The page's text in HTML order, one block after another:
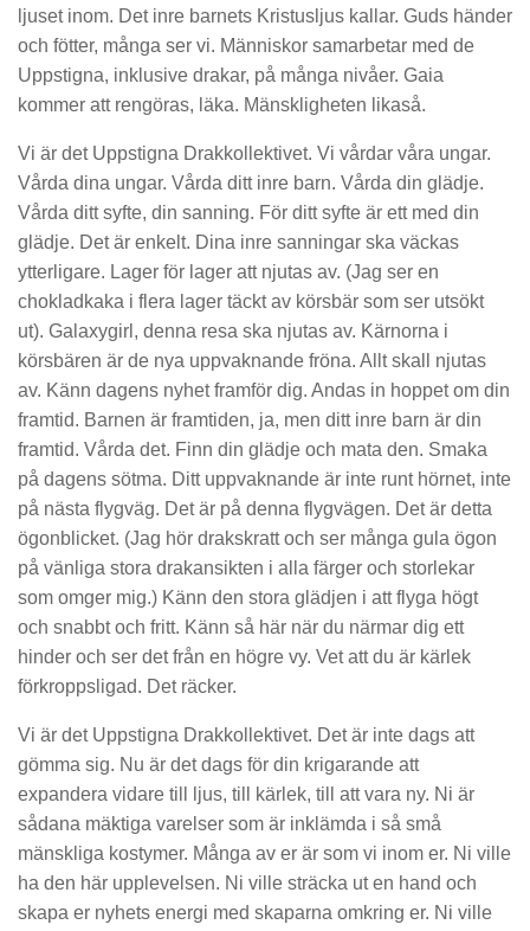
ljuset inom. Det inre barnets Kristusljus kallar. Guds händer
och fötter, många ser vi. Människor samarbetar med de
Uppstigna, inklusive drakar, på många nivåer. Gaia
kommer att rengöras, läka. Mänskligheten likaså.
Vi är det Uppstigna Drakkollektivet. Vi vårdar våra ungar.
Vårda dina ungar. Vårda ditt inre barn. Vårda din glädje.
Vårda ditt syfte, din sanning. För ditt syfte är ett med din
glädje. Det är enkelt. Dina inre sanningar ska väckas
ytterligare. Lager för lager att njutas av. (Jag ser en
chokladkaka i flera lager täckt av körsbär som ser utsökt
ut). Galaxygirl, denna resa ska njutas av. Kärnorna i
körsbären är de nya uppvaknande fröna. Allt skall njutas
av. Känn dagens nyhet framför dig. Andas in hoppet om din
framtid. Barnen är framtiden, ja, men ditt inre barn är din
framtid. Vårda det. Finn din glädje och mata den. Smaka
på dagens sötma. Ditt uppvaknande är inte runt hörnet, inte
på nästa flygväg. Det är på denna flygvägen. Det är detta
ögonblicket. (Jag hör drakskratt och ser många gula ögon
på vänliga stora drakansikten i alla färger och storlekar
som omger mig.) Känn den stora glädjen i att flyga högt
och snabbt och fritt. Känn så här när du närmar dig ett
hinder och ser det från en högre vy. Vet att du är kärlek
förkroppsligad. Det räcker.
Vi är det Uppstigna Drakkollektivet. Det är inte dags att
gömma sig. Nu är det dags för din krigarande att
expandera vidare till ljus, till kärlek, till att vara ny. Ni är
sådana mäktiga varelser som är inklämda i så små
mänskliga kostymer. Många av er är som vi inom er. Ni ville
ha den här upplevelsen. Ni ville sträcka ut en hand och
skapa er nyhets energi med skaparna omkring er. Ni ville